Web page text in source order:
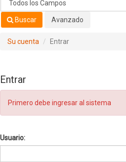
Buscar Avanzado
Su cuenta Entrar
Entrar
Primero debe ingresar al sistema
Usuario: